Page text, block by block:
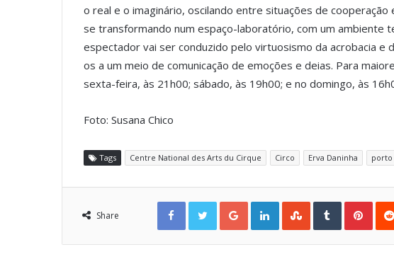
o real e o imaginário, oscilando entre situações de
se transformando num espaço-laboratório, com um ambiente
espectador vai ser conduzido pelo virtuosismo da acrobacia e
os a um meio de comunicação de emoções e deias. Para
sexta-feira, às 21h00; sábado, às 19h00; e no domingo, às
Foto: Susana Chico
Tags Centre National des Arts du Cirque Circo Erva Daninha porto
Share
Facebook Twitter Google+ LinkedIn StumbleUpon Tumblr Pinterest